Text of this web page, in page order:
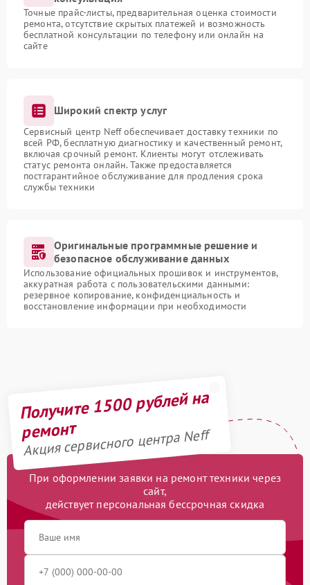
Точные прайс-листы, предварительная оценка стоимости
ремонта, отсутствие скрытых платежей и возможность
бесплатной консультации по телефону или онлайн на
сайте
Широкий спектр услуг
Сервисный центр Neff обеспечивает доставку техники по
всей РФ, бесплатную диагностику и качественный ремонт,
включая срочный ремонт. Клиенты могут отслеживать
статус ремонта онлайн. Также предоставляется
постгарантийное обслуживание для продления срока
службы техники
Оригинальные программные решение и
безопасное обслуживание данных
Использование официальных прошивок и инструментов,
аккуратная работа с пользовательскими данными:
резервное копирование, конфиденциальность и
восстановление информации при необходимости
Получите 1500 рублей на
ремонт
Акция сервисного центра Neff
При оформлении заявки на ремонт техники через
сайт,
действует персональная бессрочная скидка